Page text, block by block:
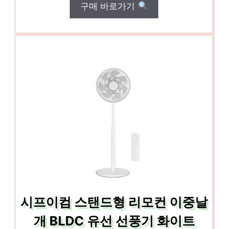
구매 바로가기
시프이컴 스탠드형 리모컨 이중날
개 BLDC 유선 선풍기 화이트